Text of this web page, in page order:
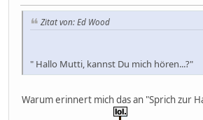
Zitat von: Ed Wood
" Hallo Mutti, kannst Du mich hören...?"
Warum erinnert mich das an "Sprich zur